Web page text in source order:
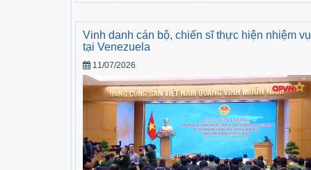
Vinh danh cán bộ, chiến sĩ thực hiện nhiệm vụ
tại Venezuela
11/07/2026